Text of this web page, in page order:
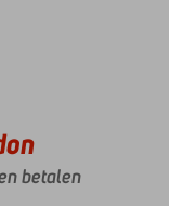
betalen